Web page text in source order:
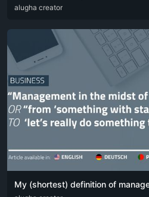
DEU ENG
alugha creator